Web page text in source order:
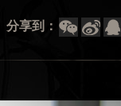
分享到：